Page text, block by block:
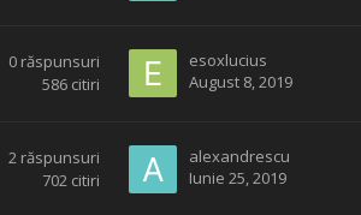
0 răspunsuri
586 citiri
esoxlucius
August 8, 2019
2 răspunsuri
702 citiri
alexandrescu
Iunie 25, 2019